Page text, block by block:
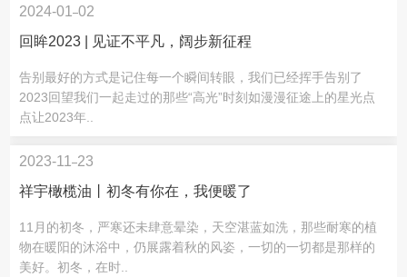
02
2024-01
回眸2023 | 见证不平凡，阔步新征程
告别最好的方式是记住每一个瞬间转眼，我们已经挥手告别了
2023回望我们一起走过的那些“高光”时刻如漫漫征途上的星光点
点让2023年..
23
2023-11
祥宇橄榄油丨初冬有你在，我便暖了
11月的初冬，严寒还未肆意晕染，天空湛蓝如洗，那些耐寒的植
物在暖阳的沐浴中，仍展露着秋的风姿，一切的一切都是那样的
美好。初冬，在时..